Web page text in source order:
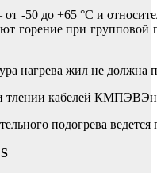
-50 до +65 °С и
горение при групповой
нагрева жил не должна
тлении кабелей
подогрева